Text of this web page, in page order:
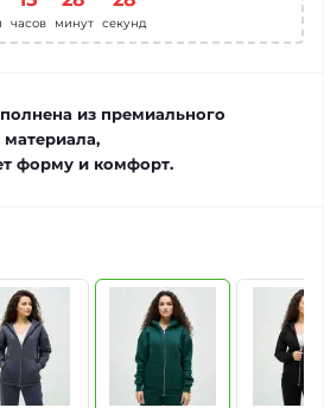
часов минут секунд
из премиального
материала,
форму и комфорт.